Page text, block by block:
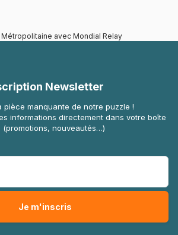
avec Mondial Relay
Newsletter
pièce manquante de notre puzzle !
informations directement dans votre boîte
(promotions, nouveautés…)